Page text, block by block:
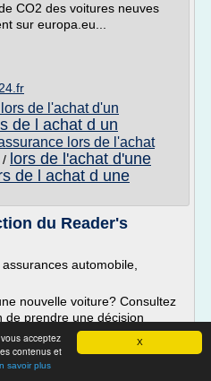
X
acceptez
contenus et
savoir plus
CO2 des voitures neuves
sur europa.eu...
de l'achat d'un
de l achat d un
lors de l'achat
/ lors de l'achat d'une
de l achat d une
du Reader's
automobile,
nouvelle voiture? Consultez
de prendre une décision
véhicule en ligne ou auprès
partageons les meilleurs
lors de l'achat d'une